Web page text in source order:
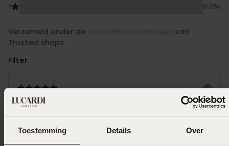
Toestemming Details Over
1 0.0%
Verzameld onder de
van
Trusted shops
Filter
10-12-2025 - CN C.
cadeau voor een ander of voor je zelf!